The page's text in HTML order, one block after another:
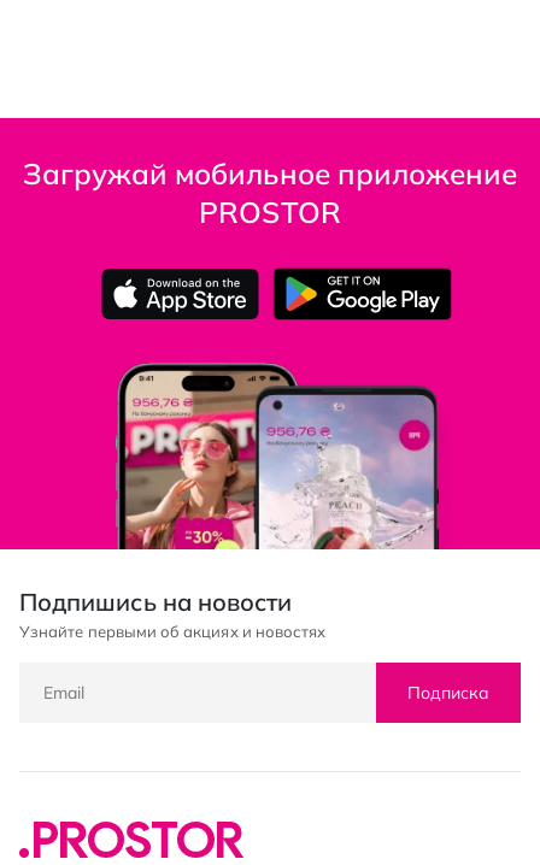
Загружай мобильное приложение
PROSTOR
Подпишись на новости
Узнайте первыми об акциях и новостях
Подписка